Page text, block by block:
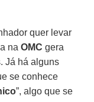
quer levar
naOMC gera
Já há alguns
se conhece
”, algo que se